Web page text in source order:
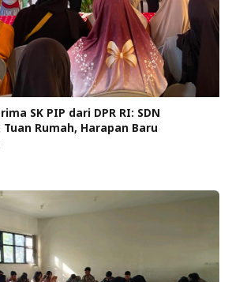
SK PIP dari DPR RI: SDN
Tuan Rumah, Harapan Baru